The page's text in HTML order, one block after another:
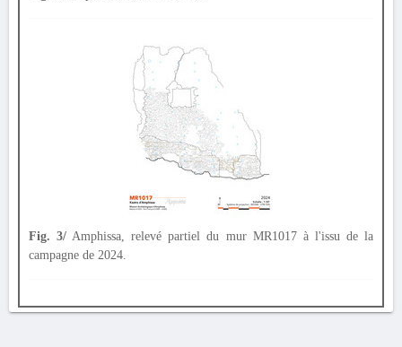
Fig. 3/ Amphissa, relevé partiel du mur MR1017 à l'issu de la
campagne de 2024.